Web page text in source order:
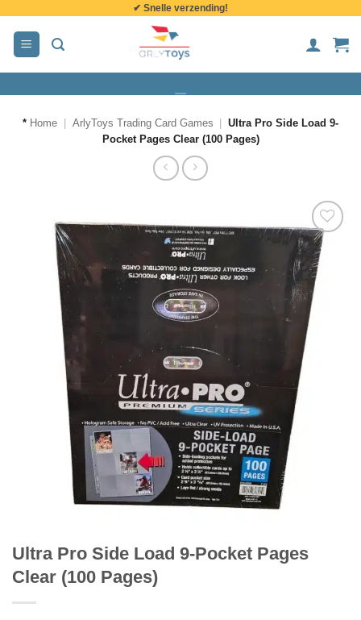
inhoud
✔ Snelle verzending!
* Home ArlyToys Trading Card Games
Ultra Pro Side Load 9-
Pocket Pages Clear (100 Pages)
Ultra Pro Side Load 9-Pocket Pages
Clear (100 Pages)